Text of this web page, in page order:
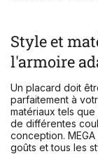
Style et
l'armoire
Un placard doit
parfaitement à
matériaux tels
de différentes
conception.
goûts et tous les